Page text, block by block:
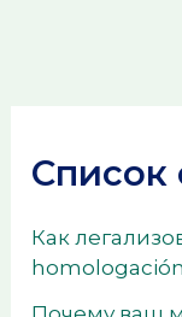
Список
Как